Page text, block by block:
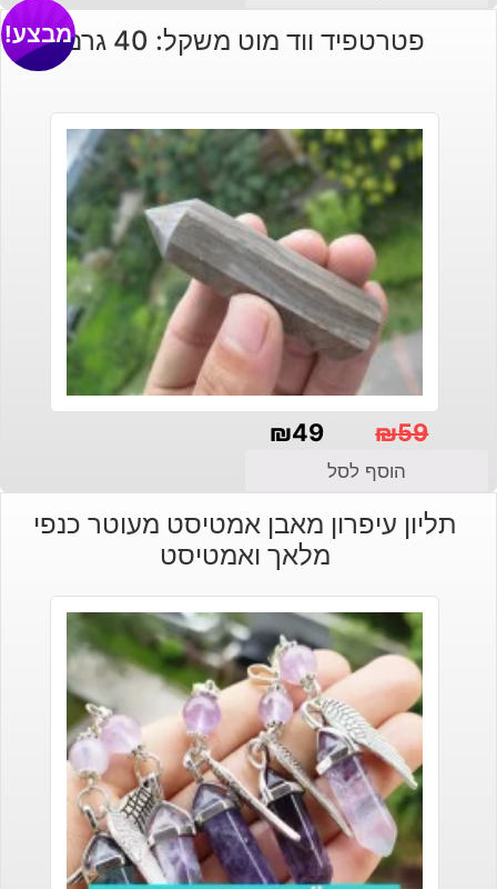
פטרטפיד ווד מוט משקל: 40 גרם מבצע!
₪59
המקורי
היה:
₪49
הנוכחי
הוא:
הוסף לסל
תליון עיפרון מאבן אמטיסט מעוטר כנפי
מלאך ואמטיסט